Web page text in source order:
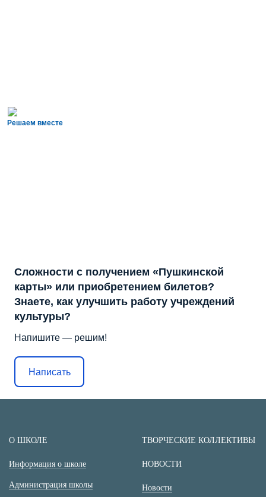
Решаем вместе
Сложности с получением «Пушкинской
карты» или приобретением билетов?
Знаете, как улучшить работу учреждений
культуры?
Напишите — решим!
Написать
О ШКОЛЕ
Информация о школе
Администрация школы
ТВОРЧЕСКИЕ КОЛЛЕКТИВЫ
НОВОСТИ
Новости